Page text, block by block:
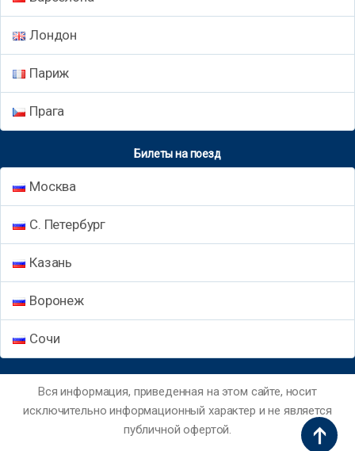
Лондон
Париж
Прага
Билеты на поезд
Москва
С. Петербург
Казань
Воронеж
Сочи
Вся информация, приведенная на этом сайте, носит
исключительно информационный характер и не является
публичной офертой.